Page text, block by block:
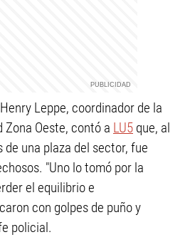
Leppe, coordinador de la
Zona Oeste, contó a LU5 que, al
una plaza del sector, fue
"Uno lo tomó por la
el equilibrio e
con golpes de puño y
policial.